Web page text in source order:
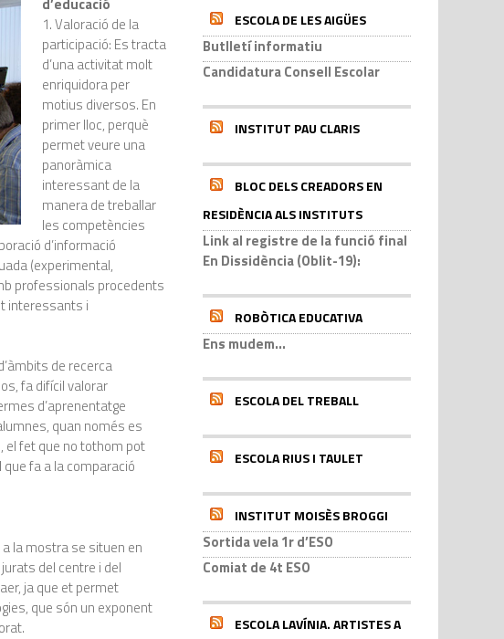
1. Valoració de la
participació: Es tracta
d’una activitat molt
enriquidora per
motius diversos. En
primer lloc, perquè
permet veure una
panoràmica
interessant de la
manera de treballar
les competències
d’informació
(experimental,
professionals procedents
interessants i
de recerca
fa difícil valorar
d’aprenentatge
quan només es
el fet que no tothom pot
fa a la comparació
la mostra se situen en
del centre i del
ja que et permet
que són un exponent
ESCOLA DE LES AIGÜES
Butlletí informatiu
Candidatura Consell Escolar
INSTITUT PAU CLARIS
BLOC DELS CREADORS EN
RESIDÈNCIA ALS INSTITUTS
Link al registre de la funció final
En Dissidència (Oblit-19):
ROBÒTICA EDUCATIVA
Ens mudem...
ESCOLA DEL TREBALL
ESCOLA RIUS I TAULET
INSTITUT MOISÈS BROGGI
Sortida vela 1r d’ESO
Comiat de 4t ESO
ESCOLA LAVÍNIA. ARTISTES A